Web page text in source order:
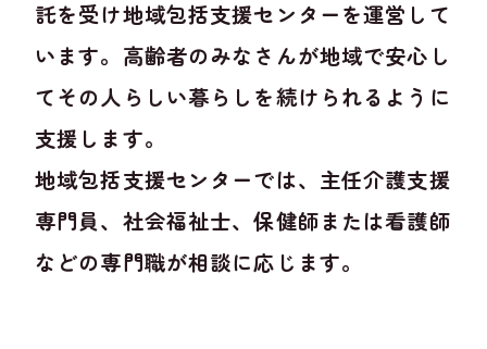
託を受け地域包括支援センターを運営して
います。高齢者のみなさんが地域で安心し
てその人らしい暮らしを続けられるように
支援します。
地域包括支援センターでは、主任介護支援
専門員、社会福祉士、保健師または看護師
などの専門職が相談に応じます。